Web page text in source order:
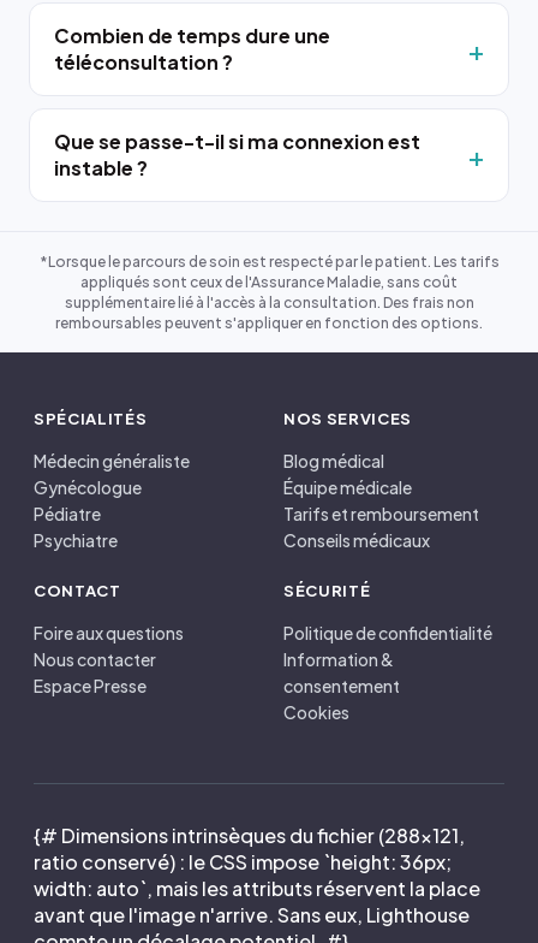
Combien de temps dure une
téléconsultation ?
Que se passe-t-il si ma connexion est
instable ?
*Lorsque le parcours de soin est respecté par le patient. Les tarifs
appliqués sont ceux de l'Assurance Maladie, sans coût
supplémentaire lié à l'accès à la consultation. Des frais non
remboursables peuvent s'appliquer en fonction des options.
SPÉCIALITÉS
Médecin généraliste
Gynécologue
Pédiatre
Psychiatre
NOS SERVICES
Blog médical
Équipe médicale
Tarifs et remboursement
Conseils médicaux
CONTACT
Foire aux questions
Nous contacter
Espace Presse
SÉCURITÉ
Politique de confidentialité
Information &
consentement
Cookies
{# Dimensions intrinsèques du fichier (288×121,
ratio conservé) : le CSS impose `height: 36px;
width: auto`, mais les attributs réservent la place
avant que l'image n'arrive. Sans eux, Lighthouse